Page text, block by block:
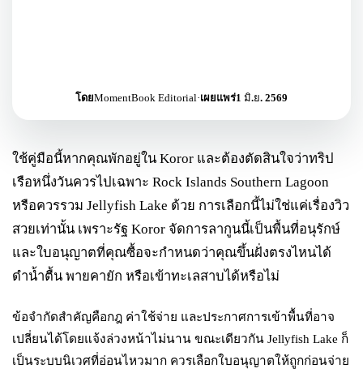
โดยMomentBook Editorial·เผยแพร่1 มิ.ย. 2569
ใช้คู่มือนี้หากคุณพักอยู่ใน Koror และต้องตัดสินใจว่าทริป
เรือหนึ่งวันควรไปเฉพาะ Rock Islands Southern Lagoon
หรือควรรวม Jellyfish Lake ด้วย การเลือกนี้ไม่ใช่แค่เรื่องวิว
สวยเท่านั้น เพราะรัฐ Koror จัดการลากูนนี้เป็นพื้นที่อนุรักษ์
และใบอนุญาตที่คุณซื้อจะกำหนดว่าคุณขึ้นฝั่งตรงไหนได้
ดำน้ำตื้น พายคายัก หรือเข้าทะเลสาบได้หรือไม่
ข้อจำกัดสำคัญคือกฎ ค่าใช้จ่าย และประกาศการเข้าพื้นที่อาจ
เปลี่ยนได้โดยแจ้งล่วงหน้าไม่นาน ขณะเดียวกัน Jellyfish Lake ก็
เป็นระบบนิเวศที่อ่อนไหวมาก ควรเลือกใบอนุญาตให้ถูกก่อนจ่าย